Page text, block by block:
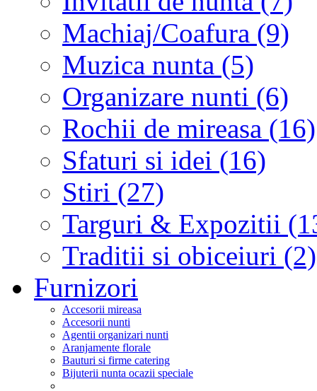
Machiaj/Coafura (9)
Muzica nunta (5)
Organizare nunti (6)
Rochii de mireasa (16)
Sfaturi si idei (16)
Stiri (27)
Targuri & Expozitii
Traditii si obiceiuri (2)
Furnizori
Accesorii mireasa
Accesorii nunti
Agentii organizari nunti
Aranjamente florale
Bauturi si firme catering
Bijuterii nunta ocazii speciale